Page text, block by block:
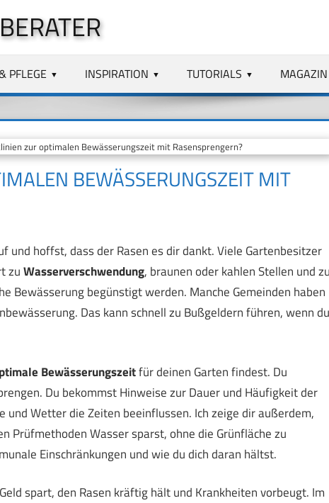
PFLEGE INSPIRATION TUTORIALS MAGAZIN
zur optimalen Bewässerungszeit mit Rasensprengern?
BEWÄSSERUNGSZEIT MIT
und hoffst, dass der Rasen es dir dankt. Viele Gartenbesitzer
zuWasserverschwendung, braunen oder kahlen Stellen und
Bewässerung begünstigt werden. Manche Gemeinden haben
Das kann schnell zu Bußgeldern führen, wenn du
Bewässerungszeitfür deinen Garten findest. Du
Du bekommst Hinweise zur Dauer und Häufigkeit der
Wetter die Zeiten beeinflussen. Ich zeige dir außerdem,
Prüfmethoden Wasser sparst, ohne die Grünfläche zu
Einschränkungen und wie du dich daran hältst.
spart, den Rasen kräftig hält und Krankheiten vorbeugt. Im